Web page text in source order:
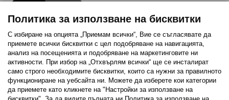
Последвайте ни:
FacebookTwitterYoutubePinterestInstagram
Политика за използване на бисквитки
С избиране на опцията „Приемам всички“, Вие се съгласявате да
приемете всички бисквитки с цел подобряване на навигацията,
анализ на посещенията и подобряване на маркетинговите ни
активности. При избор на „Отхвърлям всички“ ще се инсталират
само строго необходимитe бисквитки, които са нужни за правилното
функциониране на уебсайта ни. Можете да изберете кои категории
да приемете като кликнете на "Настройки за използване на